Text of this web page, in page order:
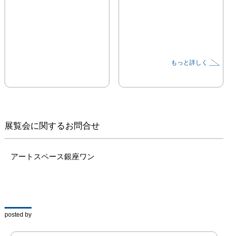
もっと詳しく
展覧会に関するお問合せ
アートスペース銀座ワン
posted by